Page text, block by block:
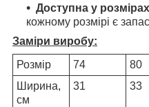
Доступна у розмірах
кожному розмірі є
Заміри виробу:
Розмір
74 80
Ширина,
см
31 33